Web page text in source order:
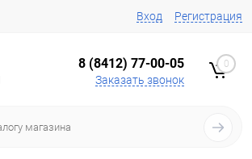
Вход Регистрация
8 (8412) 77-00-05
Заказать звонок
0